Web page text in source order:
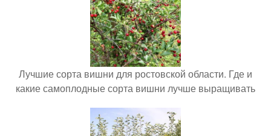
Лучшие сорта вишни для ростовской области. Где и
какие самоплодные сорта вишни лучше выращивать